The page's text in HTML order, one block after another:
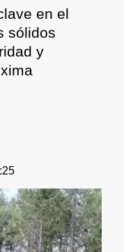
en el
sólidos
y